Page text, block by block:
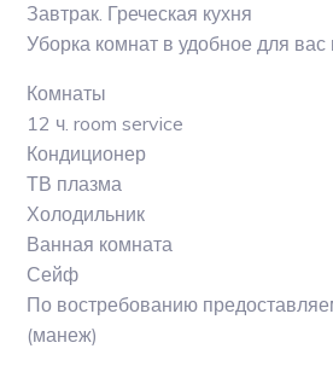
Завтрак. Греческая кухня
Уборка комнат в удобное для
Комнаты
12 ч. room service
Кондиционер
ТВ плазма
Холодильник
Ванная комната
Сейф
По востребованию
(манеж)